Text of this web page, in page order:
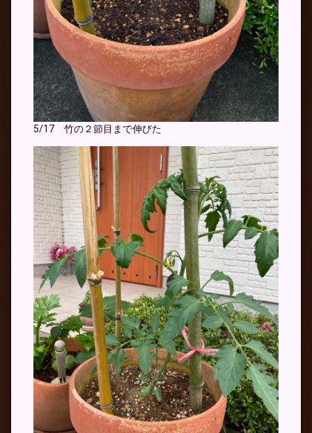
5/17 竹の２節目まで伸びた